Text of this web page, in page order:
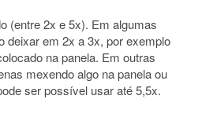
(entre 2x e 5x). Em algumas
deixar em 2x a 3x, por exemplo
na panela. Em outras
mexendo algo na panela ou
ser possível usar até 5,5x.